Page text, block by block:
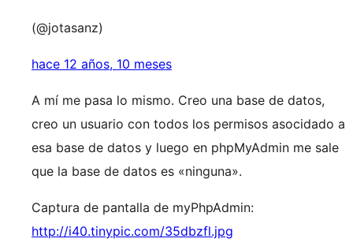
(@jotasanz)
hace 12 años, 10 meses
A mí me pasa lo mismo. Creo una base de datos,
creo un usuario con todos los permisos asocidado a
esa base de datos y luego en phpMyAdmin me sale
que la base de datos es «ninguna».
Captura de pantalla de myPhpAdmin:
http://i40.tinypic.com/35dbzfl.jpg